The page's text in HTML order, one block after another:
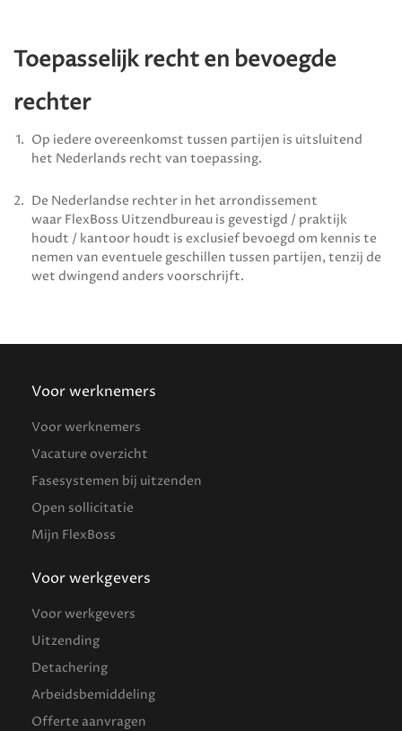
Toepasselijk recht en bevoegde
rechter
Op iedere overeenkomst tussen partijen is uitsluitend
het Nederlands recht van toepassing.
De Nederlandse rechter in het arrondissement
waar FlexBoss Uitzendbureau is gevestigd / praktijk
houdt / kantoor houdt is exclusief bevoegd om kennis te
nemen van eventuele geschillen tussen partijen, tenzij de
wet dwingend anders voorschrijft.
Voor werknemers
Voor werknemers
Vacature overzicht
Fasesystemen bij uitzenden
Open sollicitatie
Mijn FlexBoss
Voor werkgevers
Voor werkgevers
Uitzending
Detachering
Arbeidsbemiddeling
Offerte aanvragen